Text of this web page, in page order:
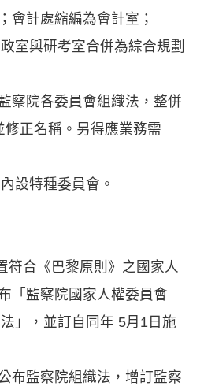
會計處縮編為會計室；
室合併為綜合規劃
委員會組織法，整併
正名稱。另得應業務需
委員會。
合《巴黎原則》之國家人
「監察院國家人權委員會
自同年 5月1日施
院組織法，增訂監察